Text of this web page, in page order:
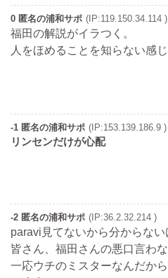
0 匿名の浦和サポ (IP:119.150.34.114 )
福田の解説がイラつく。
人をほめることを知らない感じ
-1 匿名の浦和サポ (IP:153.139.186.9 )
リンセンだけが心配
-2 匿名の浦和サポ (IP:36.2.32.214 )
paravi見てないから分からない
皆さん、福田さんの悪口言わな
一応ウチのミスターなんだから